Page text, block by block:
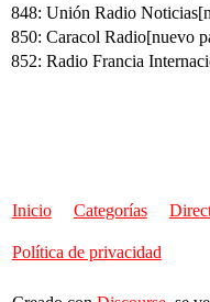
848: Unión Radio
850: Caracol Radio[nuevo
852: Radio Francia
Inicio Categorías
Política de privacidad